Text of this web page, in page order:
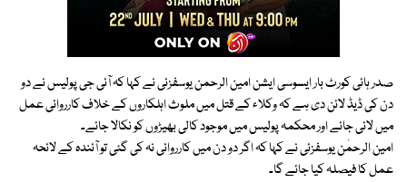
صدر ہائی کورٹ بار ایسوسی ایشن امین الرحمن یوسفزئی نے کہا کہ آئی جی پولیس نے دو
دن کی ڈیڈ لائن دی ہے کہ وکلاء کے قتل میں ملوث اہلکاروں کے خلاف کارروائی عمل
میں لائی جائے اور محکمہ پولیس میں موجود کالی بھیڑوں کو نکالا جائے۔
امین الرحمٰن یوسفزئی نے کہا کہ اگر دو دن میں کارروائی نہ کی گئی تو آئندہ کے لائحہ
عمل کا فیصلہ کیا جائے گا۔